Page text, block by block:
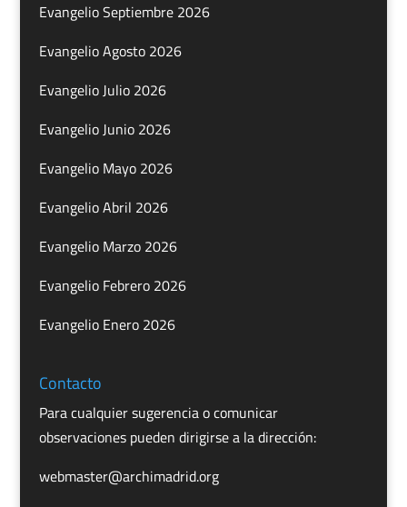
Evangelio Septiembre 2026
Evangelio Agosto 2026
Evangelio Julio 2026
Evangelio Junio 2026
Evangelio Mayo 2026
Evangelio Abril 2026
Evangelio Marzo 2026
Evangelio Febrero 2026
Evangelio Enero 2026
Contacto
Para cualquier sugerencia o comunicar
observaciones pueden dirigirse a la dirección:
webmaster@archimadrid.org